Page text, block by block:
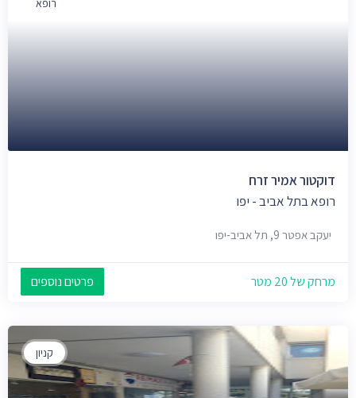
רופא
דוקטור אמיר זרח
רופא בתל אביב - יפו
יעקב אפטר 9, תל אביב-יפו
מרחק של 20 מטר פרטים נוספים
קניון